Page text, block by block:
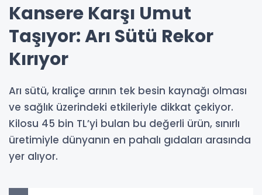
Kansere Karşı Umut
Taşıyor: Arı Sütü Rekor
Kırıyor
Arı sütü, kraliçe arının tek besin kaynağı olması
ve sağlık üzerindeki etkileriyle dikkat çekiyor.
Kilosu 45 bin TL’yi bulan bu değerli ürün, sınırlı
üretimiyle dünyanın en pahalı gıdaları arasında
yer alıyor.